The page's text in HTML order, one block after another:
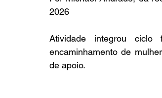
2026
Atividade integrou
encaminhamento de
de apoio.